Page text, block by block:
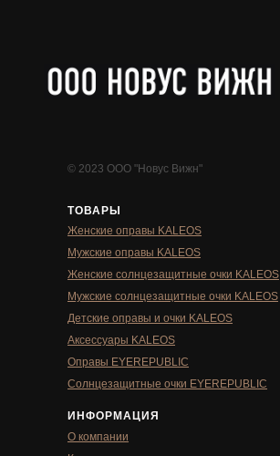
ТОВАРЫ
Женские оправы KALEOS
Мужские оправы KALEOS
Женские солнцезащитные очки KALEOS
Мужские солнцезащитные очки KALEOS
Детские оправы и очки KALEOS
Аксессуары KALEOS
Оправы EYEREPUBLIC
Солнцезащитные очки EYEREPUBLIC
ИНФОРМАЦИЯ
О компании
© 2023 ООО "Новус Вижн"